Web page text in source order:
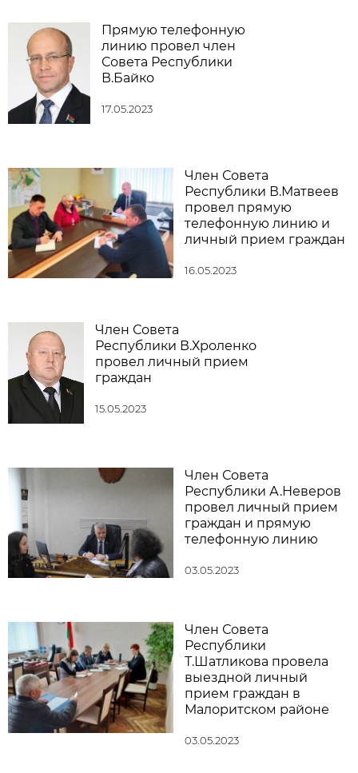
Прямую телефонную
линию провел член
Совета Республики
В.Байко
17.05.2023
Член Совета
Республики В.Матвеев
провел прямую
телефонную линию и
личный прием граждан
16.05.2023
Член Совета
Республики В.Хроленко
провел личный прием
граждан
15.05.2023
Член Совета
Республики А.Неверов
провел личный прием
граждан и прямую
телефонную линию
03.05.2023
Член Совета
Республики
Т.Шатликова провела
выездной личный
прием граждан в
Малоритском районе
03.05.2023